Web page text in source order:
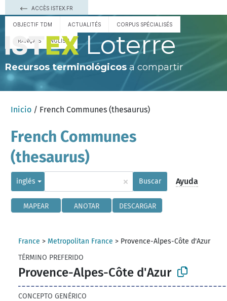
ACCÈS ISTEX.FR
OBJECTIF TDM ACTUALITÉS CORPUS SPÉCIALISÉS
FRANÇAIS ENGLISH Loterre
Recursos terminológicos a compartir
Inicio / French Communes (thesaurus)
French Communes
(thesaurus)
inglés × Buscar Ayuda
MAPEAR ANOTAR DESCARGAR
France > Metropolitan France > Provence-Alpes-Côte d'Azur
TÉRMINO PREFERIDO
Provence-Alpes-Côte d'Azur
CONCEPTO GENÉRICO